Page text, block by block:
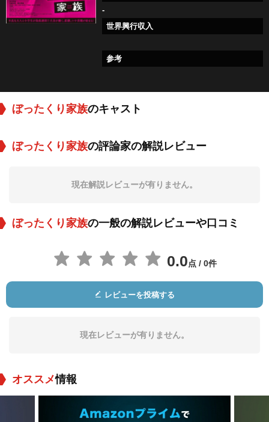
-
世界興行収入
参考
ぼったくり家族のキャスト
ぼったくり家族の評論家の解説レビュー
現在解説レビューが有りません。
ぼったくり家族の一般の解説レビューや口コミ
0.0点 / 0件
レビューを投稿する
現在レビューが有りません。
オススメ情報